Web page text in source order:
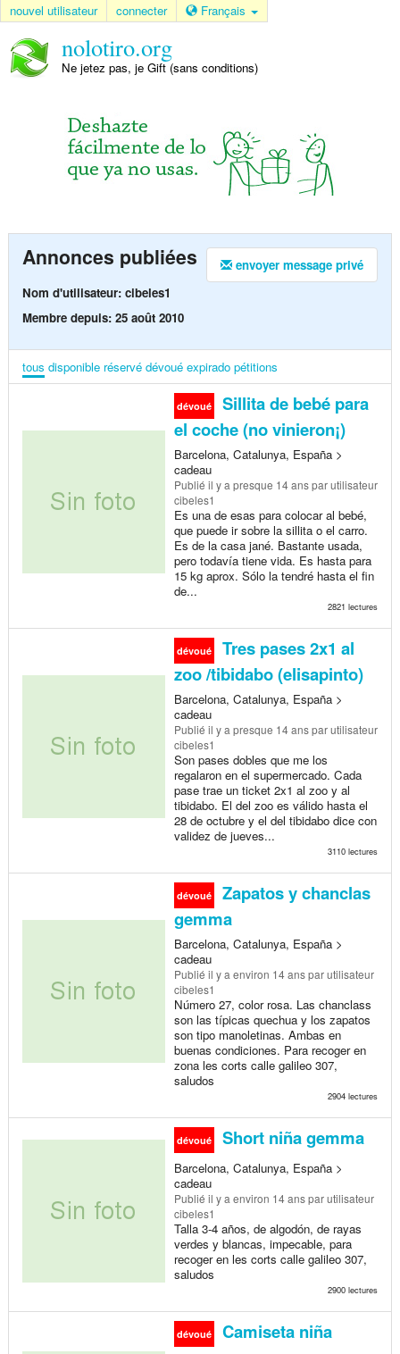
nouvel utilisateur connecter Français
nolotiro.org
Ne jetez pas, je Gift (sans conditions)
envoyer message privé
Annonces publiées
Nom d'utilisateur: cibeles1
Membre depuis: 25 août 2010
tous disponible réservé dévoué expirado pétitions
dévoué
Sillita de bebé para
el coche (no vinieron¡)
Barcelona, Catalunya, España >
cadeau
Publié il y a presque 14 anspar utilisateur
cibeles1
Es una de esas para colocar al bebé,
que puede ir sobre la sillita o el carro.
Es de la casa jané. Bastante usada,
pero todavía tiene vida. Es hasta para
15 kg aprox. Sólo la tendré hasta el fin
de...
2821 lectures
dévoué
Tres pases 2x1 al
zoo /tibidabo (elisapinto)
Barcelona, Catalunya, España >
cadeau
Publié il y a presque 14 anspar utilisateur
cibeles1
Son pases dobles que me los
regalaron en el supermercado. Cada
pase trae un ticket 2x1 al zoo y al
tibidabo. El del zoo es válido hasta el
28 de octubre y el del tibidabo dice con
validez de jueves...
3110 lectures
dévoué
Zapatos y chanclas
gemma
Barcelona, Catalunya, España >
cadeau
Publié il y a environ 14 anspar utilisateur
cibeles1
Número 27, color rosa. Las chanclass
son las típicas quechua y los zapatos
son tipo manoletinas. Ambas en
buenas condiciones. Para recoger en
zona les corts calle galileo 307,
saludos
2904 lectures
dévoué Short niña gemma
Barcelona, Catalunya, España >
cadeau
Publié il y a environ 14 anspar utilisateur
cibeles1
Talla 3-4 años, de algodón, de rayas
verdes y blancas, impecable, para
recoger en les corts calle galileo 307,
saludos
2900 lectures
dévoué
Camiseta niña